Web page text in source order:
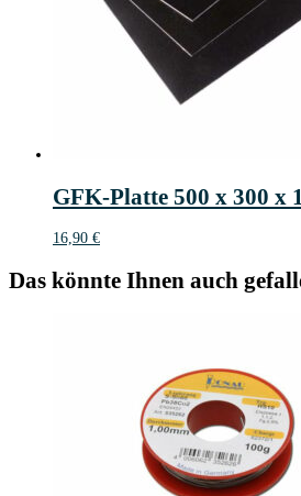
GFK-Platte 500 x 300 x
16,90 €
Das könnte Ihnen auch